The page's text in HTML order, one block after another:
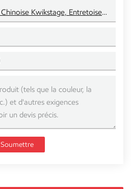
Usine D'échafaudages Chinoise Kwikstage, Entretoise Diagonale
Soumettre